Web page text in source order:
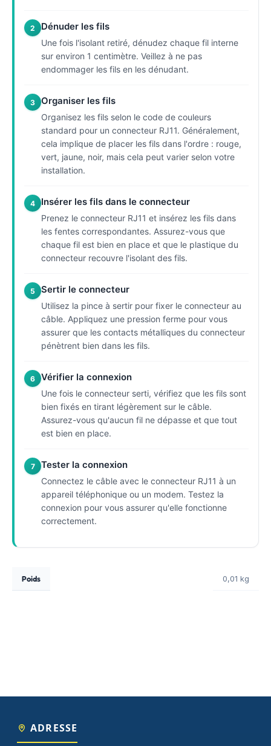
2 Dénuder les fils
Une fois l'isolant retiré, dénudez chaque fil interne
sur environ 1 centimètre. Veillez à ne pas
endommager les fils en les dénudant.
3 Organiser les fils
Organisez les fils selon le code de couleurs
standard pour un connecteur RJ11. Généralement,
cela implique de placer les fils dans l'ordre : rouge,
vert, jaune, noir, mais cela peut varier selon votre
installation.
4 Insérer les fils dans le connecteur
Prenez le connecteur RJ11 et insérez les fils dans
les fentes correspondantes. Assurez-vous que
chaque fil est bien en place et que le plastique du
connecteur recouvre l'isolant des fils.
5 Sertir le connecteur
Utilisez la pince à sertir pour fixer le connecteur au
câble. Appliquez une pression ferme pour vous
assurer que les contacts métalliques du connecteur
pénètrent bien dans les fils.
6 Vérifier la connexion
Une fois le connecteur serti, vérifiez que les fils sont
bien fixés en tirant légèrement sur le câble.
Assurez-vous qu'aucun fil ne dépasse et que tout
est bien en place.
7 Tester la connexion
Connectez le câble avec le connecteur RJ11 à un
appareil téléphonique ou un modem. Testez la
connexion pour vous assurer qu'elle fonctionne
correctement.
Poids 0,01 kg
ADRESSE